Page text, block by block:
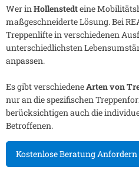
Wer inHollenstedteine
maßgeschneiderte Lösung. Bei
Treppenlifte in verschiedenen
unterschiedlichsten
anpassen.
Es gibt verschiedeneArten von
nur an die spezifischen
berücksichtigen auch die
Betroffenen.
Kostenlose Beratung Anfordern